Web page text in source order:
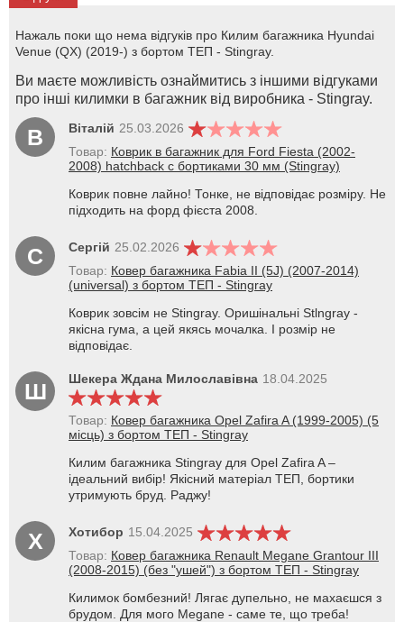
Нажаль поки що нема відгуків про Килим багажника Hyundai
Venue (QX) (2019-) з бортом ТЕП - Stingray.
Ви маєте можливість ознаймитись з іншими відгуками
про інші килимки в багажник від виробника - Stingray.
В Віталій 25.03.2026
Товар: Коврик в багажник для Ford Fiesta (2002-
2008) hatchback с бортиками 30 мм (Stingray)
Коврик повне лайно! Тонке, не відповідає розміру. Не
підходить на форд фієста 2008.
С Сергій 25.02.2026
Товар: Ковер багажника Fabia II (5J) (2007-2014)
(universal) з бортом ТЕП - Stingray
Коврик зовсім не Stingray. Оришінальні Stlngray -
якісна гума, а цей якясь мочалка. І розмір не
відповідає.
Ш Шекера Ждана Милославівна 18.04.2025
Товар: Ковер багажника Opel Zafira A (1999-2005) (5
місць) з бортом ТЕП - Stingray
Килим багажника Stingray для Opel Zafira A –
ідеальний вибір! Якісний матеріал ТЕП, бортики
утримують бруд. Раджу!
Х Хотибор 15.04.2025
Товар: Ковер багажника Renault Megane Grantour III
(2008-2015) (без "ушей") з бортом ТЕП - Stingray
Килимок бомбезний! Лягає дупельно, не махаєшся з
брудом. Для мого Megane - саме те, що треба!